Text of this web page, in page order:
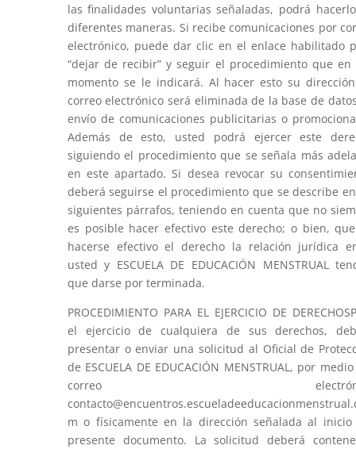
las finalidades voluntarias señaladas, podrá
diferentes maneras. Si recibe comunicaciones por
electrónico, puede dar clic en el enlace habilitado
“dejar de recibir” y seguir el procedimiento que en
momento se le indicará. Al hacer esto su
correo electrónico será eliminada de la base de
envío de comunicaciones publicitarias o
Además de esto, usted podrá ejercer este
siguiendo el procedimiento que se señala más
en este apartado. Si desea revocar su
deberá seguirse el procedimiento que se describe
siguientes párrafos, teniendo en cuenta que no
es posible hacer efectivo este derecho; o bien,
hacerse efectivo el derecho la relación jurídica
usted y ESCUELA DE EDUCACIÓN MENSTRUAL
que darse por terminada.
PROCEDIMIENTO PARA EL EJERCICIO DE
el ejercicio de cualquiera de sus derechos,
presentar o enviar una solicitud al Oficial de
de ESCUELA DE EDUCACIÓN MENSTRUAL, por
correo
m o físicamente en la dirección señalada al inicio
presente documento. La solicitud deberá